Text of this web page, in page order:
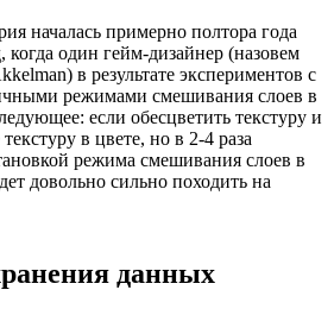
началась примерно полтора года
когда один гейм-дизайнер (назовем
в результате экспериментов с
режимами смешивания слоев в
если обесцветить текстуру и
в цвете, но в 2-4 раза
режима смешивания слоев в
довольно сильно походить на
данных